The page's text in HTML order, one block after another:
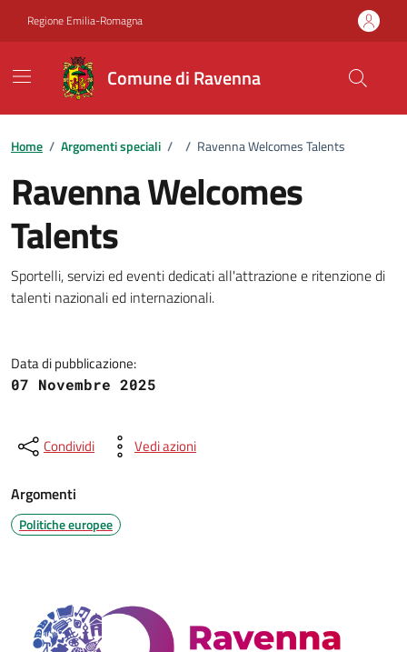
Regione Emilia-Romagna
Comune di Ravenna
Home / Argomenti speciali / / Ravenna Welcomes Talents
Ravenna Welcomes
Talents
Dettagli del progetto
Sportelli, servizi ed eventi dedicati all'attrazione e ritenzione di
talenti nazionali ed internazionali.
Data di pubblicazione:
07 Novembre 2025
Condividi Vedi azioni
Argomenti
Politiche europee